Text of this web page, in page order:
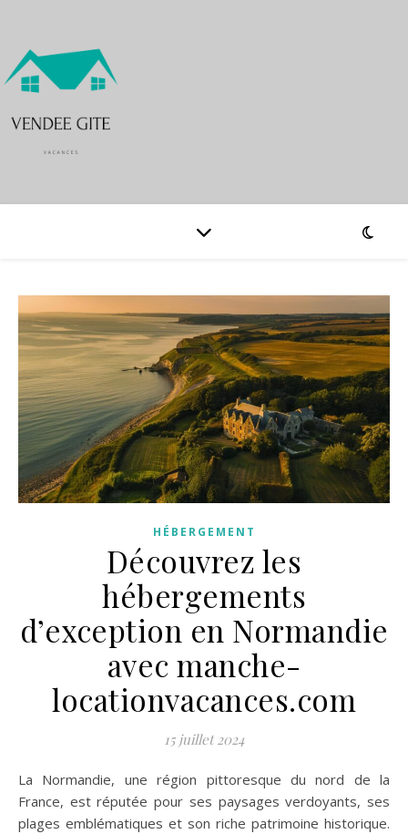
HÉBERGEMENT
Découvrez les
hébergements
d’exception en Normandie
avec manche-
locationvacances.com
15 juillet 2024
La Normandie, une région pittoresque du nord de la
France, est réputée pour ses paysages verdoyants, ses
plages emblématiques et son riche patrimoine historique.